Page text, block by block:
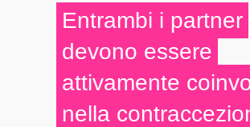
Entrambi i partner
devono essere
attivamente
nella